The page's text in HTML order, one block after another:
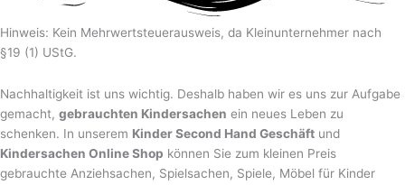
Hinweis: Kein Mehrwertsteuerausweis, da Kleinunternehmer nach
§19 (1) UStG.
Nachhaltigkeit ist uns wichtig. Deshalb haben wir es uns zur Aufgabe
gemacht, gebrauchten Kindersachen ein neues Leben zu
schenken. In unserem Kinder Second Hand Geschäft und
Kindersachen Online Shop können Sie zum kleinen Preis
gebrauchte Anziehsachen, Spiel­sachen, Spiele, Möbel für Kinder